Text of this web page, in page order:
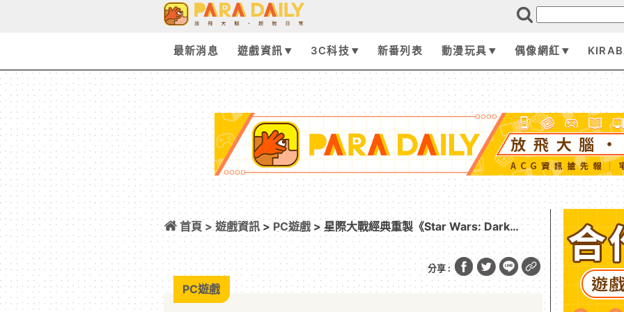
最新消息 遊戲資訊 3C科技 新番列表 動漫玩具 偶像網紅
首頁 >遊戲資訊 > PC遊戲 > 星際大戰經典重製《Star Wars: Dark
Forces》明年推出 反抗帝國的恐怖統治
分享 :
PC遊戲